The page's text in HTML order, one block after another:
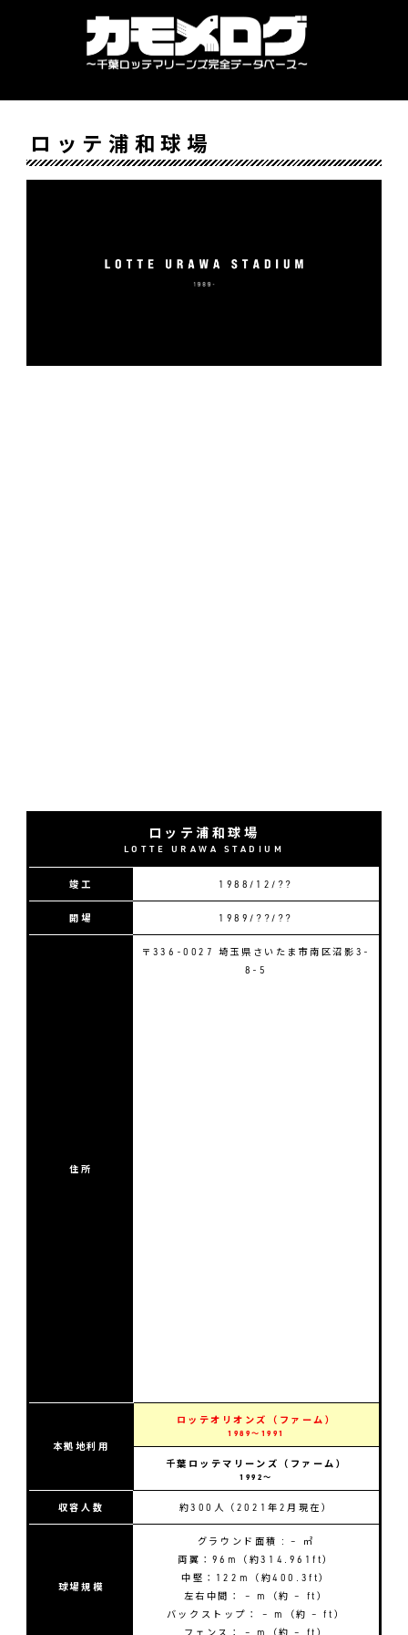
ロッテ浦和球場
ロッテ浦和球場
LOTTE URAWA STADIUM
竣工 1988/12/??
開場 1989/??/??
住所
〒336-0027 埼玉県さいたま市南区沼影3-
8-5
本拠地利用
ロッテオリオンズ（ファーム）
1989〜1991
千葉ロッテマリーンズ（ファーム）
1992〜
収容人数 約300人（2021年2月現在）
球場規模
グラウンド面積 : – ㎡
両翼：96m（約314.961ft）
中堅：122m（約400.3ft）
左右中間： – m（約 – ft）
バックストップ： – m（約 – ft）
フェンス： – m（約 – ft）